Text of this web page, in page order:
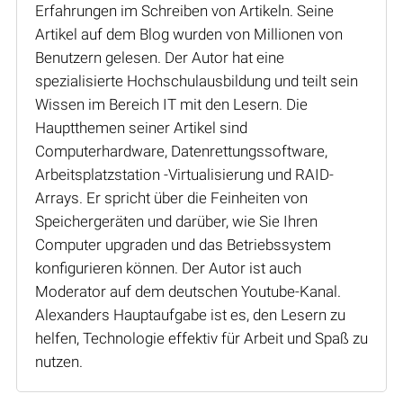
Erfahrungen im Schreiben von Artikeln. Seine
Artikel auf dem Blog wurden von Millionen von
Benutzern gelesen. Der Autor hat eine
spezialisierte Hochschulausbildung und teilt sein
Wissen im Bereich IT mit den Lesern. Die
Hauptthemen seiner Artikel sind
Computerhardware, Datenrettungssoftware,
Arbeitsplatzstation -Virtualisierung und RAID-
Arrays. Er spricht über die Feinheiten von
Speichergeräten und darüber, wie Sie Ihren
Computer upgraden und das Betriebssystem
konfigurieren können. Der Autor ist auch
Moderator auf dem deutschen Youtube-Kanal.
Alexanders Hauptaufgabe ist es, den Lesern zu
helfen, Technologie effektiv für Arbeit und Spaß zu
nutzen.